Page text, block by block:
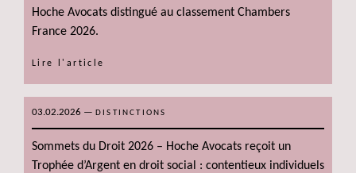
Hoche Avocats distingué au classement Chambers
France 2026.
Lire l'article
03.02.2026 — DISTINCTIONS
Sommets du Droit 2026 – Hoche Avocats reçoit un
Trophée d’Argent en droit social : contentieux individuels